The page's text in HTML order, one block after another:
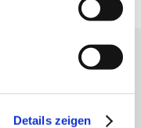
Details zeigen
Sie zu Events,
in